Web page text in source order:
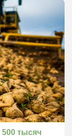
тысяч